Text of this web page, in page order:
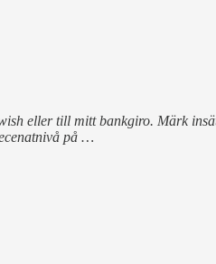
eller till mitt bankgiro. Märk
på …